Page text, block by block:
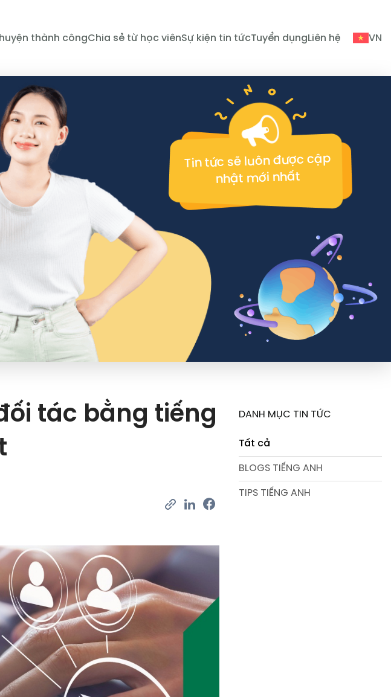
thành côngChia sẻ từ học viênSự kiện tin tứcTuyển dụng Liên hệ VN
Tin tức sẽ luôn được cập
nhật mới nhất
tác bằng tiếng
DANH MỤC TIN TỨC
Tất cả
BLOGS TIẾNG ANH
TIPS TIẾNG ANH